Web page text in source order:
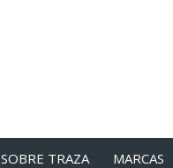
SOBRE TRAZA MARCAS